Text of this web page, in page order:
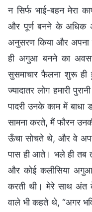
न सिर्फ भाई-बहन मेरा
और पूर्ण बनने के अधिक
अनुसरण किया और अपना
ही अगुआ बनने का
सुसमाचार फैलना शुरू ही
ज्यादातर लोग हमारी
पादरी उनके काम में बाधा
सामना करते, मैं फौरन
ऊँचा सोचते थे, और वे
पास ही आते। भले ही तब
और कोई कलीसिया
करती थी। मेरे साथ अंत के
वाले भी कहते थे, “अगर